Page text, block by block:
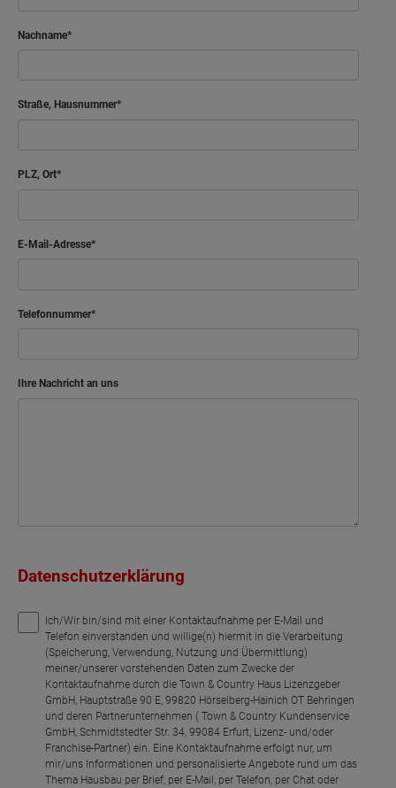
Nachname
Straße, Hausnummer
PLZ, Ort
E-Mail-Adresse
Telefonnummer
Ihre Nachricht an uns
Datenschutzerklärung
Ich/Wir bin/sind mit einer Kontaktaufnahme per E-Mail und
Telefon einverstanden und willige(n) hiermit in die Verarbeitung
(Speicherung, Verwendung, Nutzung und Übermittlung)
meiner/unserer vorstehenden Daten zum Zwecke der
Kontaktaufnahme durch die Town & Country Haus Lizenzgeber
GmbH, Hauptstraße 90 E, 99820 Hörselberg-Hainich OT Behringen
und deren Partnerunternehmen ( Town & Country Kundenservice
GmbH, Schmidtstedter Str. 34, 99084 Erfurt, Lizenz- und/oder
Franchise-Partner) ein. Eine Kontaktaufnahme erfolgt nur, um
mir/uns Informationen und personalisierte Angebote rund um das
Thema Hausbau per Brief, per E-Mail, per Telefon, per Chat oder